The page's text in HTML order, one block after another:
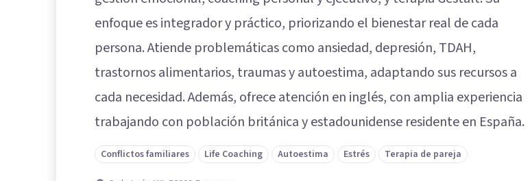
enfoque es integrador y práctico, priorizando el bienestar real de cada
persona. Atiende problemáticas como ansiedad, depresión, TDAH,
trastornos alimentarios, traumas y autoestima, adaptando sus recursos a
cada necesidad. Además, ofrece atención en inglés, con amplia experiencia
trabajando con población británica y estadounidense residente en España.
Conflictos familiares Life Coaching Autoestima Estrés Terapia de pareja